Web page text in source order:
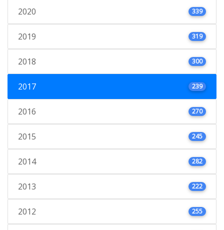
2020 339
2019 319
2018 300
2017 239
2016 270
2015 245
2014 282
2013 222
2012 255